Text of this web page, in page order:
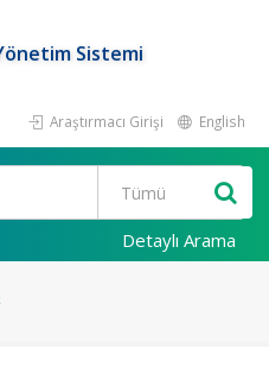
Sistemi
Araştırmacı Girişi English
Detaylı Arama